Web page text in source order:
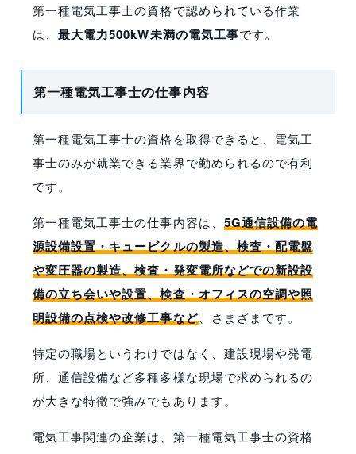
第一種電気工事士の資格で認められている作業
は、最大電力500kW未満の電気工事です。
第一種電気工事士の仕事内容
第一種電気工事士の資格を取得できると、電気工
事士のみが就業できる業界で勤められるので有利
です。
第一種電気工事士の仕事内容は、 5G通信設備の電
源設備設置・キュービクルの製造、検査・配電盤
や変圧器の製造、検査・発変電所などでの新設設
備の立ち会いや設置、検査・オフィスの空調や照
明設備の点検や改修工事など、さまざまです。
特定の職場というわけではなく、建設現場や発電
所、通信設備など多種多様な現場で求められるの
が大きな特徴で強みでもあります。
電気工事関連の企業は、第一種電気工事士の資格